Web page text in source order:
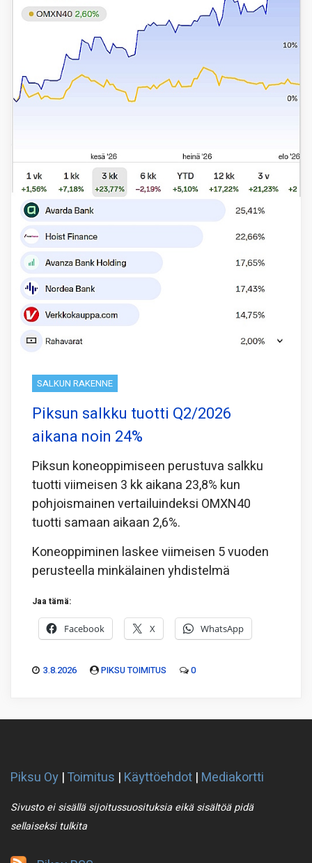
SALKUN RAKENNE
Piksun salkku tuotti Q2/2026
aikana noin 24%
Piksun koneoppimiseen perustuva salkku
tuotti viimeisen 3 kk aikana 23,8% kun
pohjoismainen vertailuindeksi OMXN40
tuotti samaan aikaan 2,6%.
Koneoppiminen laskee viimeisen 5 vuoden
perusteella minkälainen yhdistelmä
Jaa tämä:
Facebook X WhatsApp
3.8.2026 PIKSU TOIMITUS 0
Piksu Oy |Toimitus | Käyttöehdot | Mediakortti
Sivusto ei sisällä sijoitussuosituksia eikä sisältöä pidä
sellaiseksi tulkita